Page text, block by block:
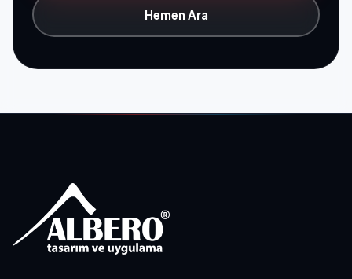
Hemen Ara